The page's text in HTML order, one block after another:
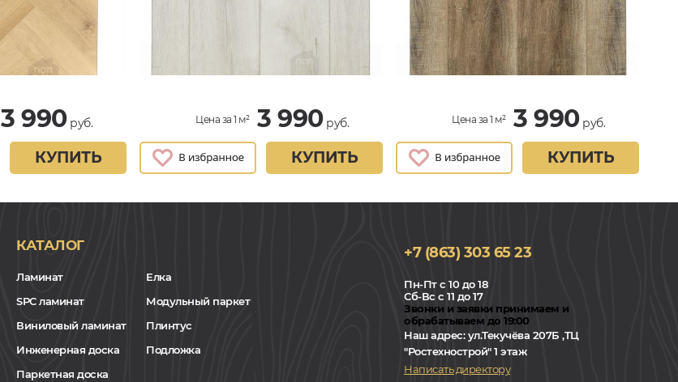
3 990руб.
КУПИТЬ
Цена за 1 м² 3 990руб.
КУПИТЬ
Цена за 1 м² 3 990руб.
КУПИТЬ
КАТАЛОГ
Ламинат
SPC ламинат
Виниловый ламинат
Инженерная доска
Паркетная доска
Елка
Модульный паркет
Плинтус
Подложка
+7 (863) 303 65 23
Пн-Пт с 10 до 18
Сб-Вс с 11 до 17
Звонки и заявки принимаем и
обрабатываем до 19:00
Наш адрес:ул.Текучёва 207Б ,ТЦ
"Ростехнострой" 1 этаж
Написать директору